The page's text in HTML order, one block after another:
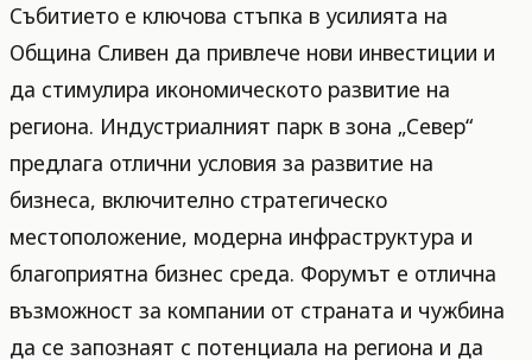
Събитието е ключова стъпка в усилията на
Община Сливен да привлече нови инвестиции и
да стимулира икономическото развитие на
региона. Индустриалният парк в зона „Север“
предлага отлични условия за развитие на
бизнеса, включително стратегическо
местоположение, модерна инфраструктура и
благоприятна бизнес среда. Форумът е отлична
възможност за компании от страната и чужбина
да се запознаят с потенциала на региона и да